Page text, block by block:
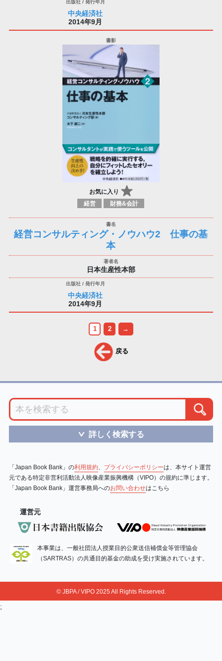
中央経済社
2014年9月
お気に入り
経営 財務&会計
経営コンサルティング・ノウハウ2 仕事の基
本
日本生産性本部
中央経済社
2014年9月
1 2 →
戻る
＞ 詳しく検索する
「Japan Book Bank」の利用規約、 プライバシーポリシーは、本サイト運営
元である特定非営利活動法人映像産業振興機構（VIPO）の規約に準じます。
「Japan Book Bank」運営事務局へのお問い合わせはこちら
運営元
本事業は、一般社団法人授業目的公衆送信補償金等管理協会
（SARTRAS）の共通目的基金の助成を受け実施されています。
© JBPA / VIPO 2025 All Rights Reserved.
;